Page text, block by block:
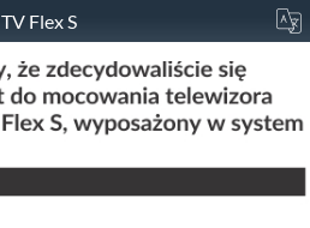
TV Flex S